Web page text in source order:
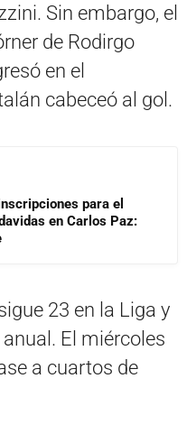
Sin embargo, el
de Rodirgo
en el
cabeceó al gol.
para el
en Carlos Paz:
23 en la Liga y
El miércoles
a cuartos de